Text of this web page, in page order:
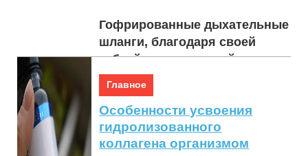
Гофрированные дыхательные
шланги, благодаря своей
гибкой и долговечной
конструкции, играют
решающую роль как в
медицинских, так и в
промышленных ...
Главное
Особенности усвоения
гидролизованного
коллагена организмом